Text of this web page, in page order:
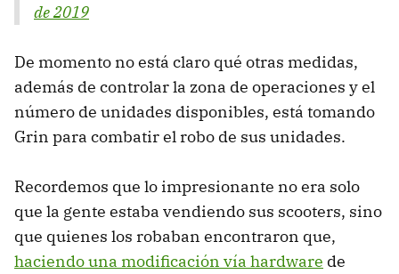
de 2019
De momento no está claro qué otras medidas,
además de controlar la zona de operaciones y el
número de unidades disponibles, está tomando
Grin para combatir el robo de sus unidades.
Recordemos que lo impresionante no era solo
que la gente estaba vendiendo sus scooters, sino
que quienes los robaban encontraron que,
haciendo una modificación vía hardware de